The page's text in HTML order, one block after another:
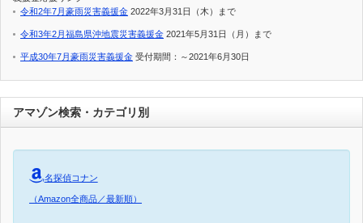
令和2年7月豪雨災害義援金 2022年3月31日（木）まで
令和3年2月福島県沖地震災害義援金 2021年5月31日（月）まで
平成30年7月豪雨災害義援金 受付期間：～2021年6月30日
アマゾン検索・カテゴリ別
名探偵コナン
（Amazon全商品／最新順）